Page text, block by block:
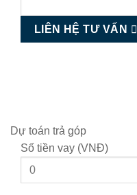
LIÊN HỆ TƯ VẤN
Dự toán trả góp
Số tiền vay (VNĐ)